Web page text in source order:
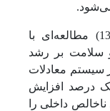
شهرکی، مهدی و سیمین قادری (1394) مطالعه‌ای با
سلامت بر رشد
سیستم معادلات
درصد افزایش
داخلی را